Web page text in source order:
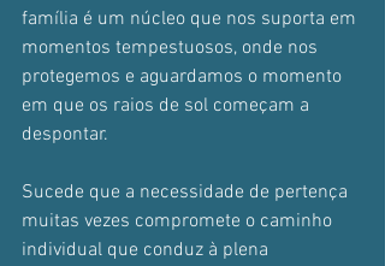
família é um núcleo que nos suporta em
momentos tempestuosos, onde nos
protegemos e aguardamos o momento
em que os raios de sol começam a
despontar.
Sucede que a necessidade de pertença
muitas vezes compromete o caminho
individual que conduz à plena